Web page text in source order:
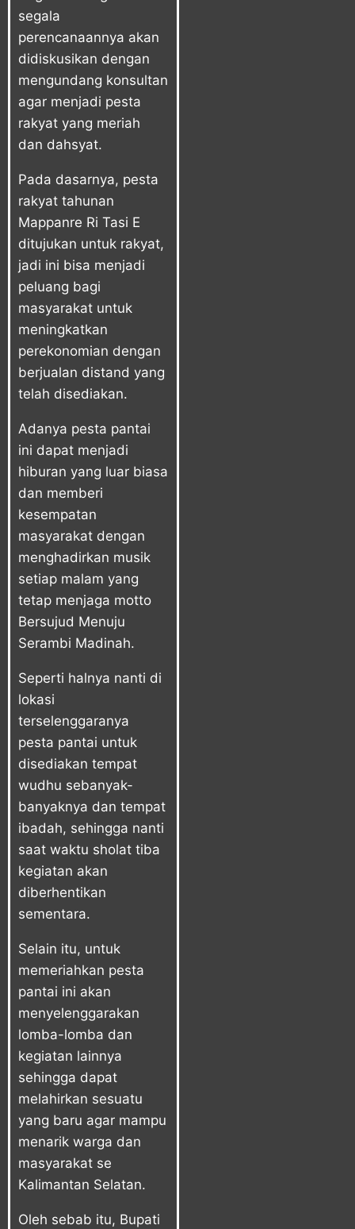
segala
perencanaannya akan
didiskusikan dengan
mengundang konsultan
agar menjadi pesta
rakyat yang meriah
dan dahsyat.
Pada dasarnya, pesta
rakyat tahunan
Mappanre Ri Tasi E
ditujukan untuk rakyat,
jadi ini bisa menjadi
peluang bagi
masyarakat untuk
meningkatkan
perekonomian dengan
berjualan distand yang
telah disediakan.
Adanya pesta pantai
ini dapat menjadi
hiburan yang luar biasa
dan memberi
kesempatan
masyarakat dengan
menghadirkan musik
setiap malam yang
tetap menjaga motto
Bersujud Menuju
Serambi Madinah.
Seperti halnya nanti di
lokasi
terselenggaranya
pesta pantai untuk
disediakan tempat
wudhu sebanyak-
banyaknya dan tempat
ibadah, sehingga nanti
saat waktu sholat tiba
kegiatan akan
diberhentikan
sementara.
Selain itu, untuk
memeriahkan pesta
pantai ini akan
menyelenggarakan
lomba-lomba dan
kegiatan lainnya
sehingga dapat
melahirkan sesuatu
yang baru agar mampu
menarik warga dan
masyarakat se
Kalimantan Selatan.
Oleh sebab itu, Bupati